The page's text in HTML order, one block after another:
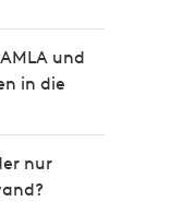
und
in die
nur